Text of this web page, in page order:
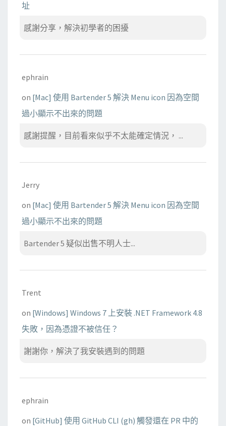
址
感謝分享，解決初學者的困擾
ephrain
on [Mac] 使用 Bartender 5 解決 Menu icon 因為空間
過小顯示不出來的問題
感謝提醒，目前看來似乎不太能確定情況， ...
Jerry
on [Mac] 使用 Bartender 5 解決 Menu icon 因為空間
過小顯示不出來的問題
Bartender 5 疑似出售不明人士...
Trent
on [Windows] Windows 7 上安裝 .NET Framework 4.8
失敗，因為憑證不被信任？
謝謝你，解決了我安裝遇到的問題
ephrain
on [GitHub] 使用 GitHub CLI (gh) 觸發還在 PR 中的